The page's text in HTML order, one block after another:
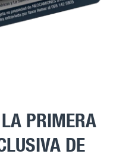
PRIMERA
DE